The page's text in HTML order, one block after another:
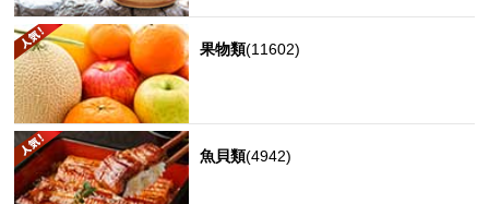
果物類(11602)
魚貝類(4942)